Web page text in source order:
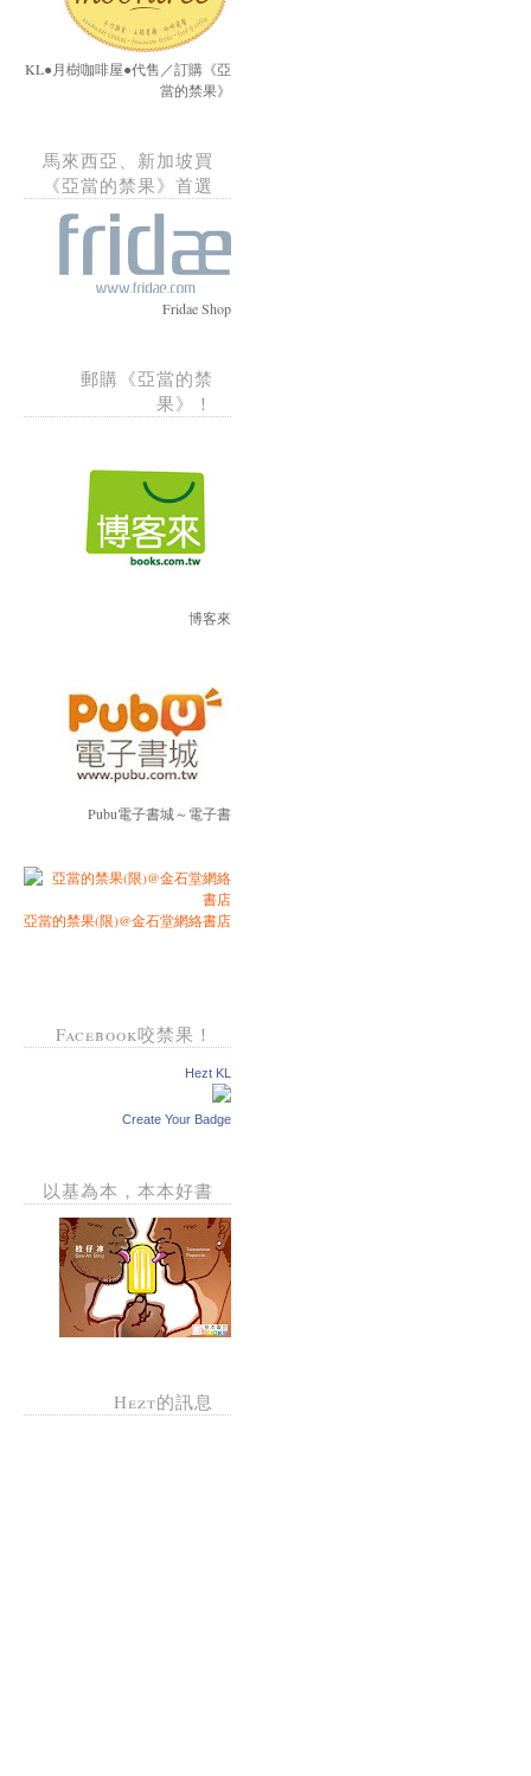
KL●月樹咖啡屋●代售／訂購《亞
當的禁果》
馬來西亞、新加坡買
《亞當的禁果》首選
Fridae Shop
郵購《亞當的禁
果》！
博客來
Pubu電子書城～電子書
亞當的禁果(限)@金石堂網絡書店
Facebook咬禁果！
Hezt KL
Create Your Badge
以基為本，本本好書
Hezt的訊息